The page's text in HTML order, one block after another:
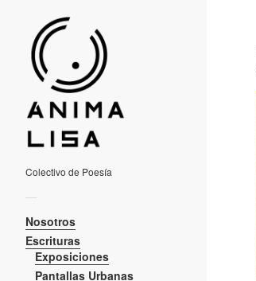
Colectivo de Poesía
—
Nosotros
Escrituras
Exposiciones
Pantallas Urbanas